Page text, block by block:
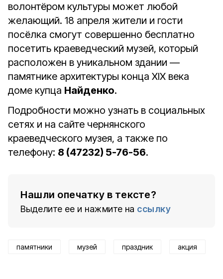
волонтёром культуры может любой
желающий. 18 апреля жители и гости
посёлка смогут совершенно бесплатно
посетить краеведческий музей, который
расположен в уникальном здании —
памятнике архитектуры конца XIX века
доме купца Найденко.
Подробности можно узнать в социальных
сетях и на сайте чернянского
краеведческого музея, а также по
телефону: 8 (47232) 5-76-56.
Нашли опечатку в тексте?
Выделите ее и нажмите на ссылку
памятники музей праздник акция